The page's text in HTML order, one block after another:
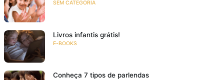
SEM CATEGORIA
Livros infantis grátis!
E-BOOKS
Conheça 7 tipos de parlendas